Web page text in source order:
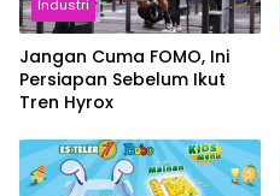
Industri
Jangan Cuma FOMO, Ini
Persiapan Sebelum Ikut
Tren Hyrox